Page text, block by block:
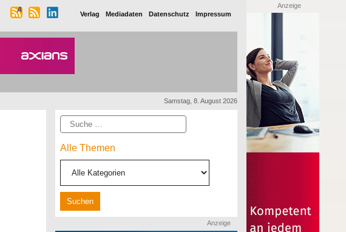
Verlag Mediadaten Datenschutz Impressum
Samstag, 8. August 2026
Suche
Alle Themen
Anzeige
Anzeige